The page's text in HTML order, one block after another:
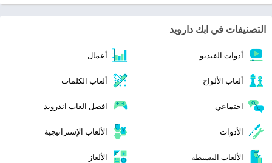
التصنيفات في ابك دارويد
أدوات الفيديو أعمال
ألعاب الألواح ألعاب الكلمات
اجتماعي افضل العاب اندرويد
الأدوات الألعاب الإستراتيجية
الألعاب البسيطة الألغاز